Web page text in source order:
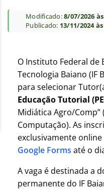
Modificado:8/07/2026
Publicado: 13/11/2024
O Instituto Federal de
Tecnologia Baiano (IF
para selecionar
Educação Tutorial
Midiática Agro/Comp”
Computação). As
exclusivamente
Google Forms até o
A vaga é destinada a
permanente do IF